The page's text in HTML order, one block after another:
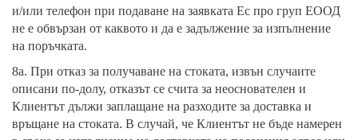
и/или телефон при подаване на заявката Ес про груп ЕООД
не е обвързан от каквото и да е задължение за изпълнение
на поръчката.
8а. При отказ за получаване на стоката, извън случаите
описани по-долу, отказът се счита за неоснователен и
Клиентът дължи заплащане на разходите за доставка и
връщане на стоката. В случай, че Клиентът не бъде намерен